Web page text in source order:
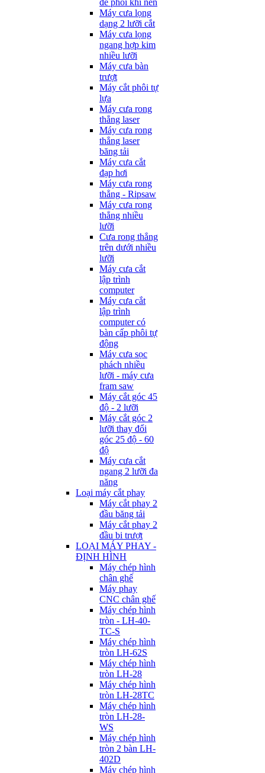
đè phôi khí nén
Máy cưa lọng
dạng 2 lưỡi cắt
Máy cưa lọng
ngang hợp kim
nhiều lưỡi
Máy cưa bàn
trượt
Máy cắt phôi tự
lựa
Máy cưa rong
thẳng laser
Máy cưa rong
thẳng laser
băng tải
Máy cưa cắt
đạp hơi
Máy cưa rong
thẳng - Ripsaw
Máy cưa rong
thẳng nhiều
lưỡi
Cưa rong thẳng
trên dưới nhiều
lưỡi
Máy cưa cắt
lập trình
computer
Máy cưa cắt
lập trình
computer có
bàn cấp phôi tự
động
Máy cưa sọc
phách nhiều
lưỡi - máy cưa
fram saw
Máy cắt góc 45
độ - 2 lưỡi
Máy cắt góc 2
lưỡi thay đổi
góc 25 độ - 60
độ
Máy cưa cắt
ngang 2 lưỡi đa
năng
Loại máy cắt phay
Máy cắt phay 2
đầu băng tải
Máy cắt phay 2
đầu bi trượt
LOẠI MÁY PHAY -
ĐỊNH HÌNH
Máy chép hình
chân ghế
Máy phay
CNC chân ghế
Máy chép hình
tròn - LH-40-
TC-S
Máy chép hình
tròn LH-62S
Máy chép hình
tròn LH-28
Máy chép hình
tròn LH-28TC
Máy chép hình
tròn LH-28-
WS
Máy chép hình
tròn 2 bàn LH-
402D
Máy chép hình